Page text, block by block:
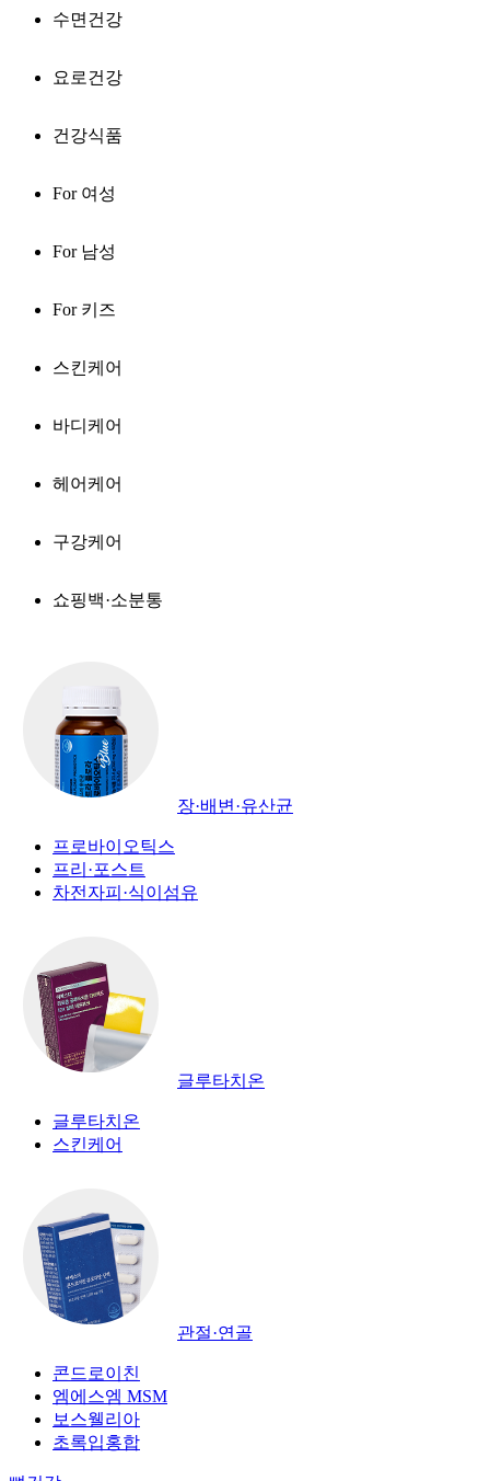
수면건강
요로건강
건강식품
For 여성
For 남성
For 키즈
스킨케어
바디케어
헤어케어
구강케어
쇼핑백·소분통
장·배변·유산균
프로바이오틱스
프리·포스트
차전자피·식이섬유
글루타치온
글루타치온
스킨케어
관절·연골
콘드로이친
엠에스엠 MSM
보스웰리아
초록입홍합